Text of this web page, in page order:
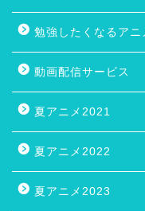
勉強したくなるアニ
動画配信サービス
夏アニメ2021
夏アニメ2022
夏アニメ2023